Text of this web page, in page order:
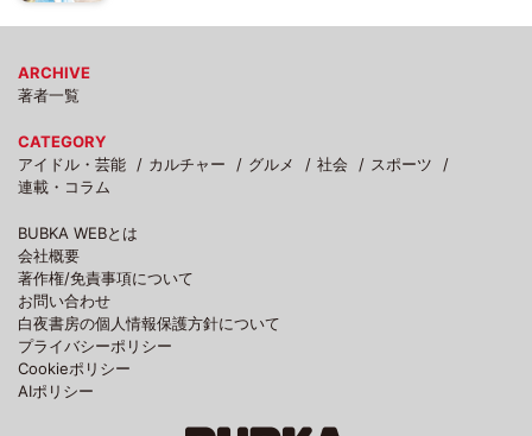
ARCHIVE
著者一覧
CATEGORY
アイドル・芸能
カルチャー グルメ 社会
スポーツ
連載・コラム
BUBKA WEBとは
会社概要
著作権/免責事項について
お問い合わせ
白夜書房の個人情報保護方針について
プライバシーポリシー
Cookieポリシー
AIポリシー